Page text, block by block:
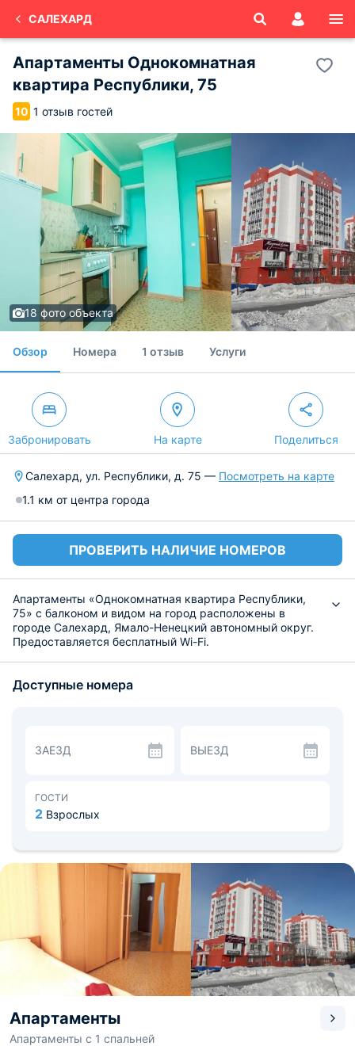
САЛЕХАРД
Апартаменты Однокомнатная
квартира Республики, 75
10 1 отзыв гостей
18 фото объекта
Обзор Номера 1 отзыв Услуги
Забронировать На карте Поделиться
Салехард, ул. Республики, д. 75 — Посмотреть на карте
1.1 км от центра города
ПРОВЕРИТЬ НАЛИЧИЕ НОМЕРОВ
Апартаменты «Однокомнатная квартира Республики,
75» с балконом и видом на город расположены в
городе Салехард, Ямало-Ненецкий автономный округ.
Предоставляется бесплатный Wi-Fi.
ванная комната с ванной.
За дополнительную плату для гостей организуют
Доступные номера
ЗАЕЗД ВЫЕЗД
ГОСТИ
2 Взрослых
Апартаменты
Апартаменты с 1 спальней